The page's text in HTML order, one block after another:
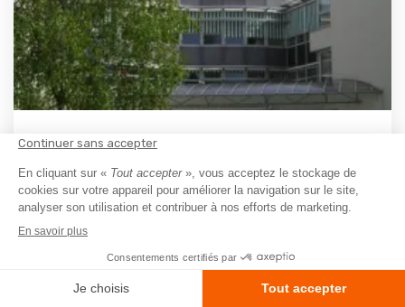
EHPAD
EHPAD le Fil d'Argent
Bray-sur-Seine - 77480
A partir de
/ Mois
L EHPAD LE FIL D ARGENT se situe à Bray sur Seine